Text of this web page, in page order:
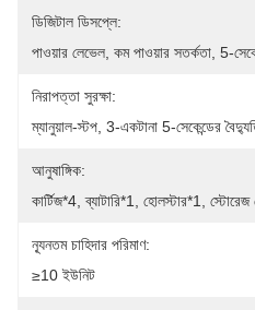
ডিজিটাল ডিসপ্লে:
পাওয়ার লেভেল, কম পাওয়ার সতর্কতা, 5-
নিরাপত্তা সুরক্ষা:
ম্যানুয়াল-স্টপ, 3-একটানা 5-সেকেন্ডের
আনুষাঙ্গিক:
কার্টিজ*4, ব্যাটারি*1, হোলস্টার*1,
ন্যূনতম চাহিদার পরিমাণ:
≥10 ইউনিট